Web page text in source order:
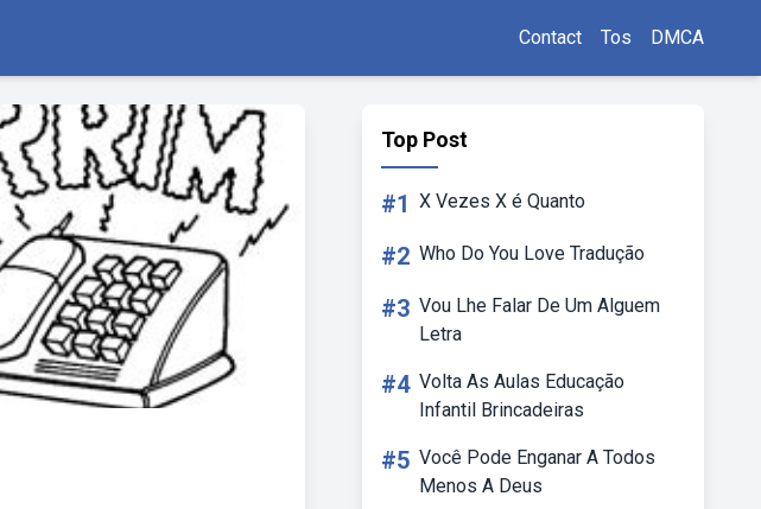
Contact Tos DMCA
Top Post
#1 X Vezes X é Quanto
#2 Who Do You Love Tradução
#3 Vou Lhe Falar De Um Alguem
Letra
#4 Volta As Aulas Educação
Infantil Brincadeiras
#5 Você Pode Enganar A Todos
Menos A Deus